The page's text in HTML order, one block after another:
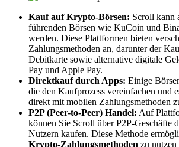
Kauf auf Krypto-Börsen: Scroll kann
führenden Börsen wie KuCoin und
werden. Diese Plattformen bieten
Zahlungsmethoden an, darunter der
Debitkarte sowie alternative digitale
Pay und Apple Pay.
Direktkauf durch Apps: Einige
die den Kaufprozess vereinfachen und
direkt mit mobilen Zahlungsmethoden
P2P (Peer-to-Peer) Handel: Auf
können Sie Scroll über P2P-Geschäfte
Nutzern kaufen. Diese Methode
Krypto-Zahlungsmethoden zu nutzen